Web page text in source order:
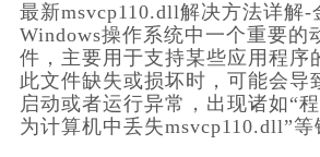
最新msvcp110.dll解决方法详解-
Windows操作系统中一个重要的
件，主要用于支持某些应用程序
此文件缺失或损坏时，可能会导
启动或者运行异常，出现诸如“
为计算机中丢失msvcp110.dll”等